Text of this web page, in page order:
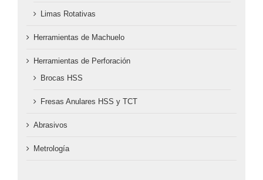
Limas Rotativas
Herramientas de Machuelo
Herramientas de Perforación
Brocas HSS
Fresas Anulares HSS y TCT
Abrasivos
Metrología